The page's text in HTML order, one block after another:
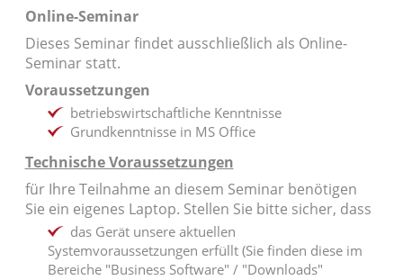
Online-Seminar
Dieses Seminar findet ausschließlich als Online-
Seminar statt.
Voraussetzungen
betriebswirtschaftliche Kenntnisse
Grundkenntnisse in MS Office
Technische Voraussetzungen
für Ihre Teilnahme an diesem Seminar benötigen
Sie ein eigenes Laptop. Stellen Sie bitte sicher, dass
das Gerät unsere aktuellen
Systemvoraussetzungen erfüllt (Sie finden diese im
Bereiche "Business Software" / "Downloads"